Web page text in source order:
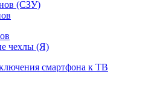
(СЗУ)
чехлы (Я)
смартфона к ТВ